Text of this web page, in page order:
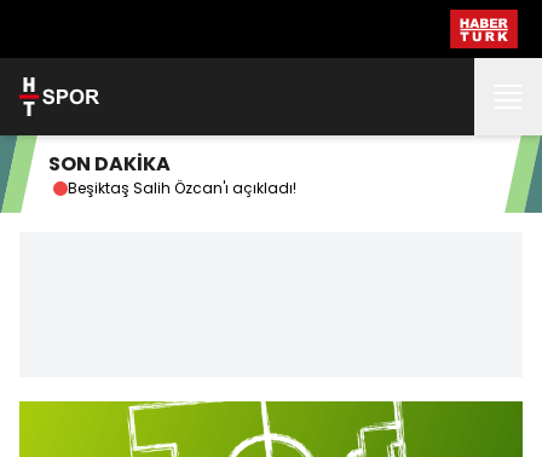
SON DAKİKA
Beşiktaş Salih Özcan'ı açıkladı!